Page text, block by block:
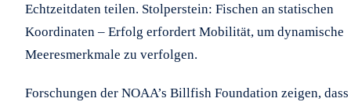
Echtzeitdaten teilen. Stolperstein: Fischen an statischen
Koordinaten – Erfolg erfordert Mobilität, um dynamische
Meeresmerkmale zu verfolgen.
Forschungen der NOAA’s Billfish Foundation zeigen, dass